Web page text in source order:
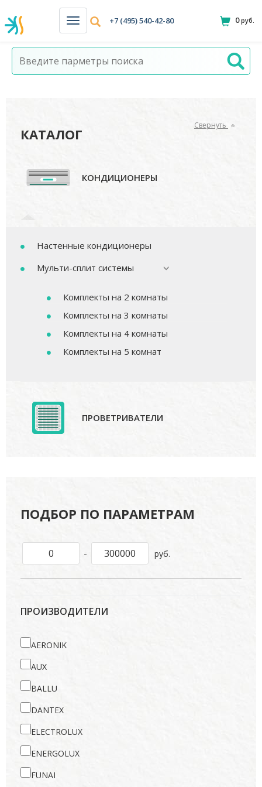
Н
а
в
и
+7 (495) 540-42-80 0руб.
КАТАЛОГ
Свернуть
КОНДИЦИОНЕРЫ
Настенные кондиционеры
Мульти-сплит системы
Комплекты на 2 комнаты
Комплекты на 3 комнаты
Комплекты на 4 комнаты
Комплекты на 5 комнат
ПРОВЕТРИВАТЕЛИ
ПОДБОР ПО ПАРАМЕТРАМ
- руб.
ПРОИЗВОДИТЕЛИ
AERONIK
AUX
BALLU
DANTEX
ELECTROLUX
ENERGOLUX
FUNAI